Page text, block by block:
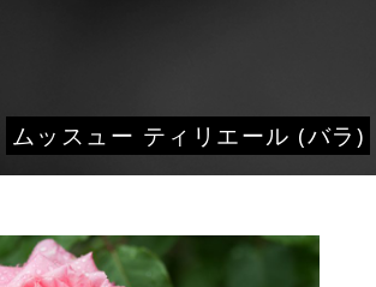
ムッスュー ティリエール (バラ)